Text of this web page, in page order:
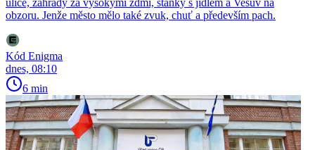
obzoru. Jenže město mělo také zvuk, chuť a především pach.
Kód Enigma
dnes, 08:10
6 min